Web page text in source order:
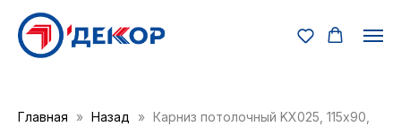
Главная Назад
Карниз потолочный KX025, 115х90,